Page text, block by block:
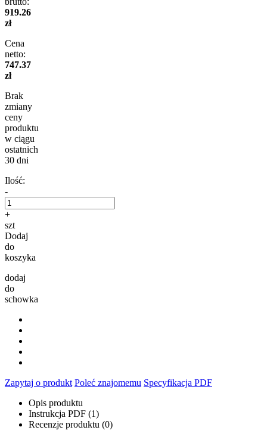
919.26
zł
Cena
netto:
747.37
zł
Brak
zmiany
ceny
produktu
w ciągu
ostatnich
30 dni
Ilość:
-
+
szt
Dodaj
do
koszyka
dodaj
do
schowka
Zapytaj o produkt Poleć znajomemu Specyfikacja PDF
Opis produktu
Instrukcja PDF (1)
Recenzje produktu (0)